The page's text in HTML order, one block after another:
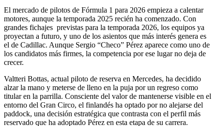
El mercado de pilotos de Fórmula 1 para 2026 empieza a calentar
motores, aunque la temporada 2025 recién ha comenzado. Con
grandes fichajes previstas para la temporada 2026, los equipos ya
proyectan a futuro, y uno de los asientos que más interés genera es
el de Cadillac. Aunque Sergio “Checo” Pérez aparece como uno de
los candidatos más firmes, la competencia por ese lugar no deja de
crecer.
Valtteri Bottas, actual piloto de reserva en Mercedes, ha decidido
alzar la mano y meterse de lleno en la puja por un regreso como
titular en la parrilla. Consciente del valor de mantenerse visible en el
entorno del Gran Circo, el finlandés ha optado por no alejarse del
paddock, una decisión estratégica que contrasta con el perfil más
reservado que ha adoptado Pérez en esta etapa de su carrera.